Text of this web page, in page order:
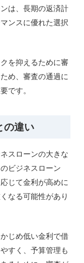
は、長期の返済計
ンスに優れた選択
を抑えるために審
め、審査の通過に
です。
の違い
スローンの大きな
ビジネスローン
じて金利が高めに
なる可能性があり
じめ低い金利で借
すく、予算管理も